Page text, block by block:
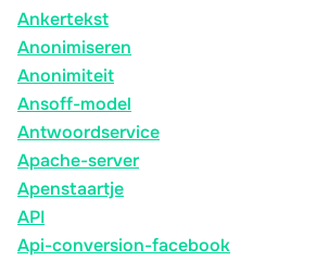
Ankertekst
Anonimiseren
Anonimiteit
Ansoff-model
Antwoordservice
Apache-server
Apenstaartje
API
Api-conversion-facebook